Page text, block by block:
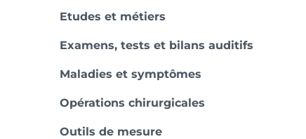
Etudes et métiers
Examens, tests et bilans auditifs
Maladies et symptômes
Opérations chirurgicales
Outils de mesure